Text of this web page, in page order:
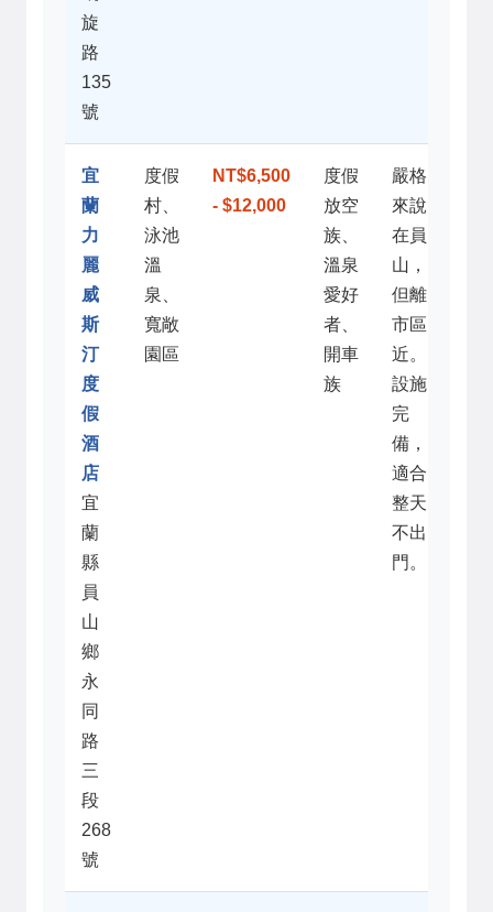
旋
路
135
號
宜
蘭
力
麗
威
斯
汀
度
假
酒
店
宜
蘭
縣
員
山
鄉
永
同
路
三
段
268
號
度假
村、
泳池
溫
泉、
寬敞
園區
NT$6,500
- $12,000
度假
放空
族、
溫泉
愛好
者、
開車
族
嚴格
來說
在員
山，
但離
市區
近。
設施
完
備，
適合
整天
不出
門。